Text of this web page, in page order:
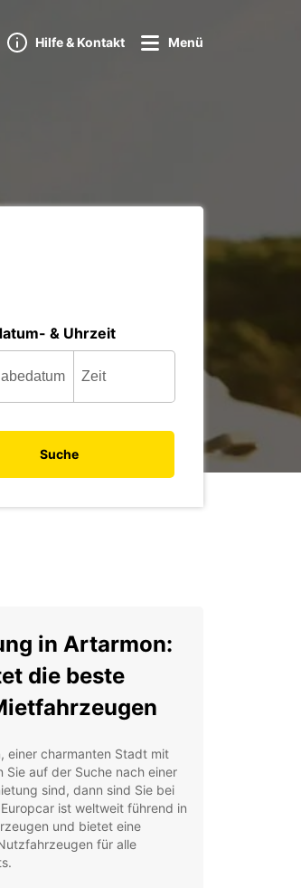
Hilfe & Kontakt Menü
& Uhrzeit
Suche
in Artarmon:
die beste
einer charmanten Stadt mit
Sie auf der Suche nach einer
sind, dann sind Sie bei
ist weltweit führend in
und bietet eine
für alle